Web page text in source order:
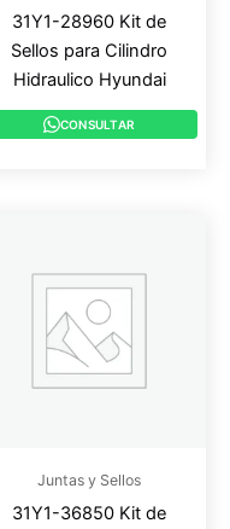
31Y1-28960 Kit de
Sellos para Cilindro
Hidraulico Hyundai
CONSULTAR
Juntas y Sellos
31Y1-36850 Kit de